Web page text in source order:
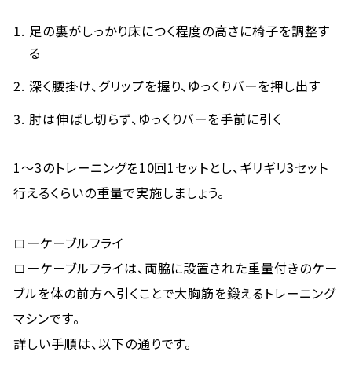
足の裏がしっかり床につく程度の高さに椅子を調整す
る
深く腰掛け、グリップを握り、ゆっくりバーを押し出す
肘は伸ばし切らず、ゆっくりバーを手前に引く
1～3のトレーニングを10回1セットとし、ギリギリ3セット
行えるくらいの重量で実施しましょう。
ローケーブルフライ
ローケーブルフライは、両脇に設置された重量付きのケー
ブルを体の前方へ引くことで大胸筋を鍛えるトレーニング
マシンです。
詳しい手順は、以下の通りです。